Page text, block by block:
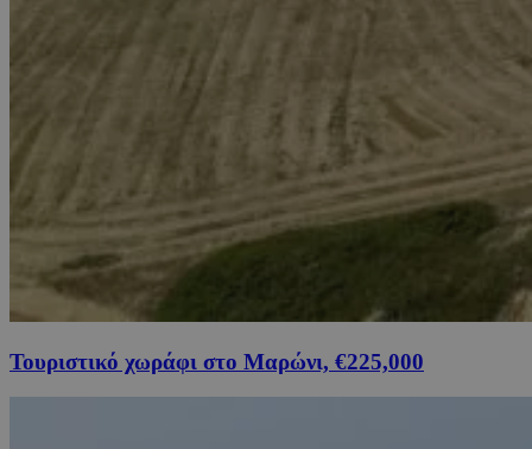
Τουριστικό χωράφι στο Μαρώνι, €225,000